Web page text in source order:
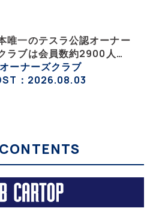
唯一のテスラ公認オーナー
ラブは会員数約2900人の
社団法人〈テスラオーナー
ラブジャパン（TOCJ）〉
ーナーズクラブ
：2026.08.03